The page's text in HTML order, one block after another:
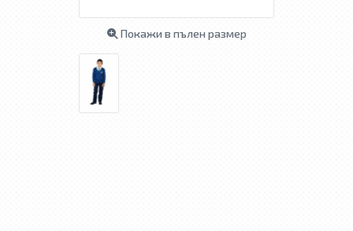
Покажи в пълен размер